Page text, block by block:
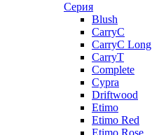
Серия
Blush
CarryC
CarryC Long
CarryT
Complete
Cypra
Driftwood
Etimo
Etimo Red
Etimo Rose